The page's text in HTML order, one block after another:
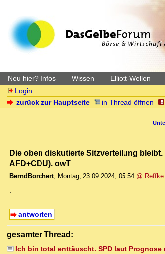
Neu hier? Infos Wissen Elliott-Wellen
Login
zurück zur Hauptseite
in Thread öffnen
Die oben diskutierte Sitzverteilung
AFD+CDU). owT
BerndBorchert, Montag, 23.09.2024, 05:54 @ Reffke
.
antworten
gesamter Thread:
Ich bin total enttäuscht. SPD laut Prognose